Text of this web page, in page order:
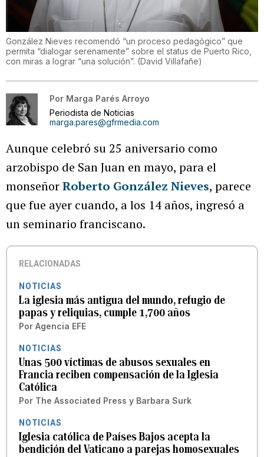
González Nieves recomendó “un proceso pedagógico” que
permita “dialogar serenamente” sobre el status de Puerto Rico,
con miras a lograr “una solución”. (David Villafañe)
Por Marga Parés Arroyo
Periodista de Noticias
marga.pares@gfrmedia.com
Aunque celebró su 25 aniversario como
arzobispo de San Juan en mayo, para el
monseñorRoberto González Nieves, parece
que fue ayer cuando, a los 14 años, ingresó a
un seminario franciscano.
RELACIONADAS
NOTICIAS
La iglesia más antigua del mundo, refugio de
papas y reliquias, cumple 1,700 años
Por Agencia EFE
NOTICIAS
Unas 500 víctimas de abusos sexuales en
Francia reciben compensación de la Iglesia
Católica
Por The Associated Press y Barbara Surk
NOTICIAS
Iglesia católica de Países Bajos acepta la
bendición del Vaticano a parejas homosexuales